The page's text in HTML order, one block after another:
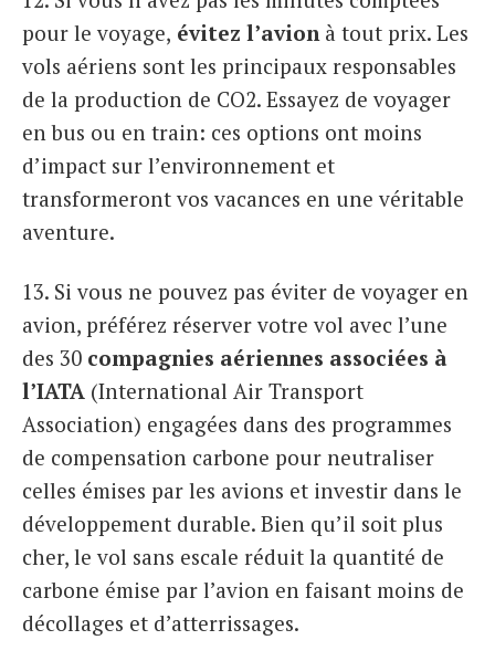
pour le voyage, évitez l’avionà tout prix. Les
vols aériens sont les principaux responsables
de la production de CO2. Essayez de voyager
en bus ou en train: ces options ont moins
d’impact sur l’environnement et
transformeront vos vacances en une véritable
aventure.
13. Si vous ne pouvez pas éviter de voyager en
avion, préférez réserver votre vol avec l’une
des 30 compagnies aériennes associées à
l’IATA (International Air Transport
Association) engagées dans des programmes
de compensation carbone pour neutraliser
celles émises par les avions et investir dans le
développement durable. Bien qu’il soit plus
cher, le vol sans escale réduit la quantité de
carbone émise par l’avion en faisant moins de
décollages et d’atterrissages.